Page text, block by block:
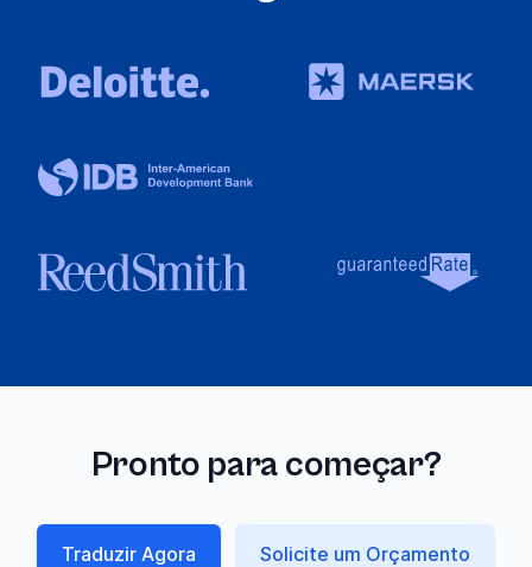
Pronto para começar?
Traduzir Agora Solicite um Orçamento